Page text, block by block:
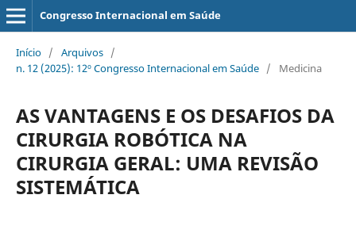
Congresso Internacional em Saúde
Início / Arquivos /
n. 12 (2025): 12º Congresso Internacional em Saúde / Medicina
AS VANTAGENS E OS DESAFIOS DA
CIRURGIA ROBÓTICA NA
CIRURGIA GERAL: UMA REVISÃO
SISTEMÁTICA